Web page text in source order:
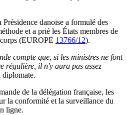
danoise a formulé des
et a prié les États membres de
(EUROPE 13766/12).
compte que, si les ministres ne font
régulière, il n'y aura pas assez
diplomate.
de la délégation française, les
la conformité et la surveillance du
ligne.